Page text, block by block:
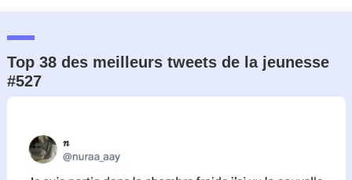
Top 38 des meilleurs tweets de la jeunesse
#527